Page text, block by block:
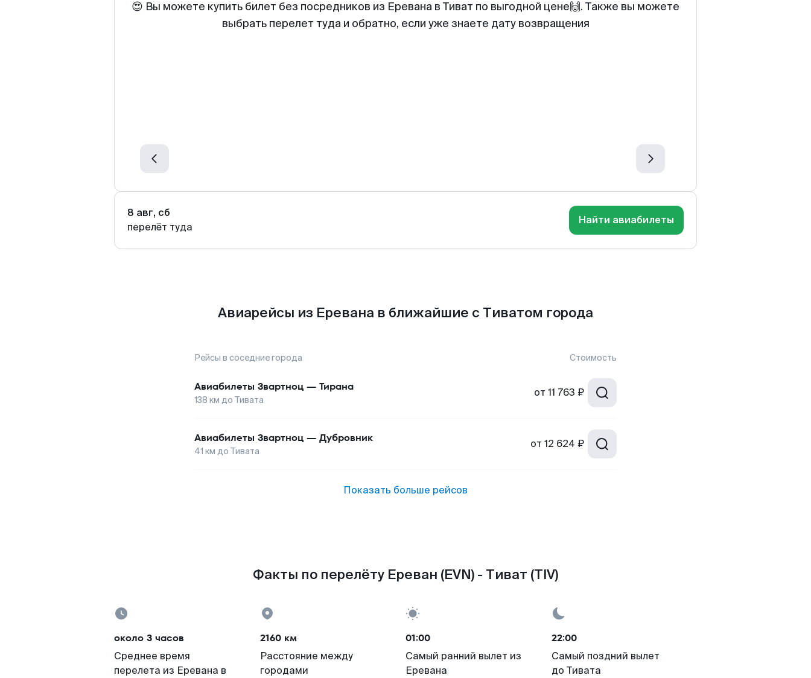
😍 Вы можете купить билет без посредников из Еревана в Тиват по выгодной цене🙌. Также вы можете
выбрать перелет туда и обратно, если уже знаете дату возвращения
8 авг, сб
перелёт туда
Найти авиабилеты
Авиарейсы из Еревана в ближайшие с Тиватом города
Рейсы в соседние города Стоимость
Авиабилеты Звартноц — Тирана
138 км до Тивата
от 11 763 ₽
Авиабилеты Звартноц — Дубровник
41 км до Тивата
от 12 624 ₽
Показать больше рейсов
Факты по перелёту Ереван (EVN) - Тиват (TIV)
около 3 часов
Среднее время
перелета из Еревана в
2160 км
Расстояние между
городами
01:00
Самый ранний вылет из
Еревана
22:00
Самый поздний вылет
до Тивата